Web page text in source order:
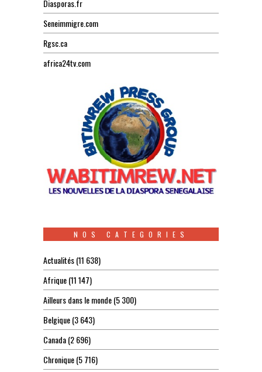
Diasporas.fr
Seneimmigre.com
Rgsc.ca
africa24tv.com
NOS CATEGORIES
Actualités(11 638)
Afrique(11 147)
Ailleurs dans le monde(5 300)
Belgique(3 643)
Canada(2 696)
Chronique(5 716)